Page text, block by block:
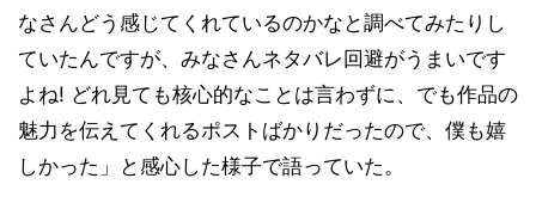
なさんどう感じてくれているのかなと調べてみたりし
ていたんですが、みなさんネタバレ回避がうまいです
よね! どれ見ても核心的なことは言わずに、でも作品の
魅力を伝えてくれるポストばかりだったので、僕も嬉
しかった」と感心した様子で語っていた。